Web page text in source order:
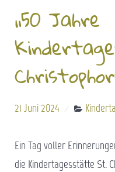
„50 Jahre
21 Juni 2024
Ein Tag voller
die Kindertagesstätte St.